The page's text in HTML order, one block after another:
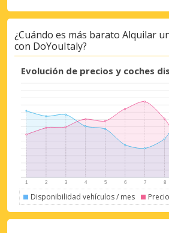
Descuentos especiales
Accede a ofertas exclusivas
proveedores.
Iniciar sesión con
¿Cuándo es más barato Alquilar
con DoYouItaly?
Evolución de precios y coches
Disponibilidad vehículos / mes